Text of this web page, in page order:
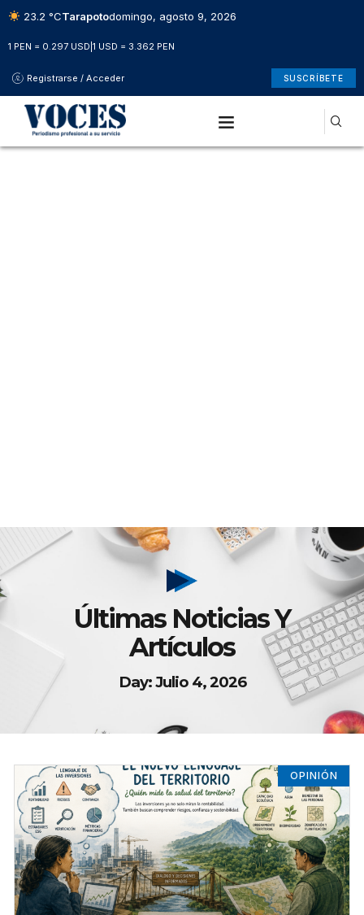
23.2 °CTarapotodomingo, agosto 9, 2026
1 PEN = 0.297 USD 1 USD = 3.362 PEN
Registrarse / Acceder SUSCRÍBETE
Últimas Noticias Y
Artículos
Day: Julio 4, 2026
OPINIÓN